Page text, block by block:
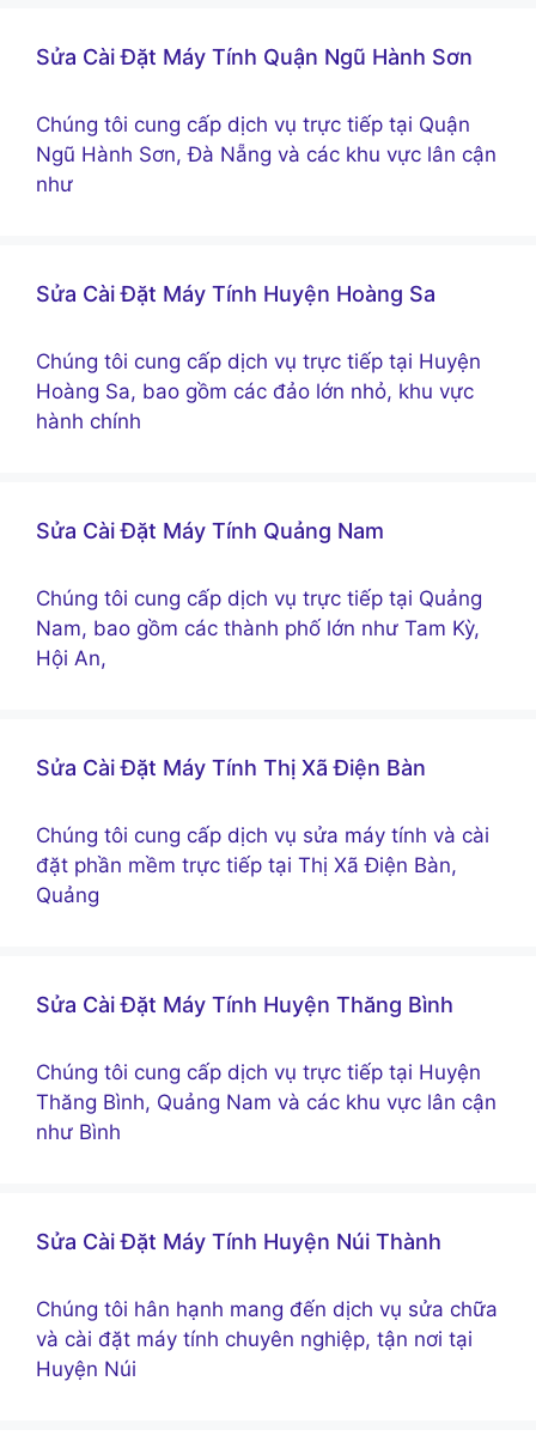
Sửa Cài Đặt Máy Tính Quận Ngũ Hành Sơn
Chúng tôi cung cấp dịch vụ trực tiếp tại Quận
Ngũ Hành Sơn, Đà Nẵng và các khu vực lân cận
như
Sửa Cài Đặt Máy Tính Huyện Hoàng Sa
Chúng tôi cung cấp dịch vụ trực tiếp tại Huyện
Hoàng Sa, bao gồm các đảo lớn nhỏ, khu vực
hành chính
Sửa Cài Đặt Máy Tính Quảng Nam
Chúng tôi cung cấp dịch vụ trực tiếp tại Quảng
Nam, bao gồm các thành phố lớn như Tam Kỳ,
Hội An,
Sửa Cài Đặt Máy Tính Thị Xã Điện Bàn
Chúng tôi cung cấp dịch vụ sửa máy tính và cài
đặt phần mềm trực tiếp tại Thị Xã Điện Bàn,
Quảng
Sửa Cài Đặt Máy Tính Huyện Thăng Bình
Chúng tôi cung cấp dịch vụ trực tiếp tại Huyện
Thăng Bình, Quảng Nam và các khu vực lân cận
như Bình
Sửa Cài Đặt Máy Tính Huyện Núi Thành
Chúng tôi hân hạnh mang đến dịch vụ sửa chữa
và cài đặt máy tính chuyên nghiệp, tận nơi tại
Huyện Núi